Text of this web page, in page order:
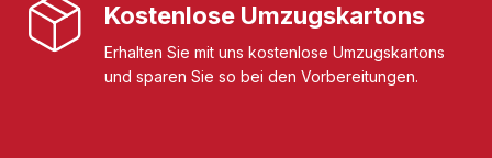
Kostenlose Umzugskartons
Erhalten Sie mit uns kostenlose Umzugskartons
und sparen Sie so bei den Vorbereitungen.